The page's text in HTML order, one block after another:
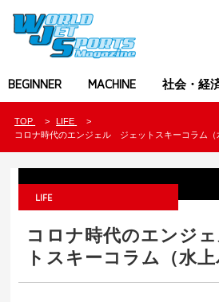
BEGINNER MACHINE 社会・経
TOP
LIFE
コロナ時代のエンジェル ジェットスキーコラム（
LIFE
コロナ時代のエンジ
トスキーコラム（水上